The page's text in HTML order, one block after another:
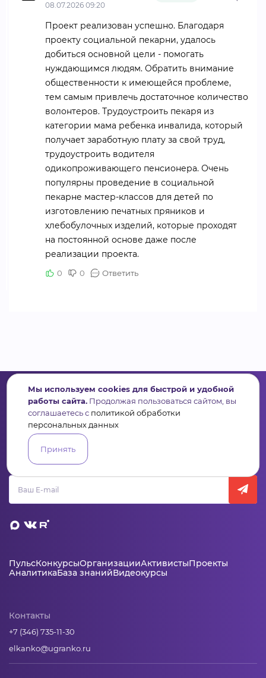
08.07.2026 09:20
Проект реализован успешно. Благодаря
проекту социальной пекарни, удалось
добиться основной цели - помогать
нуждающимся людям. Обратить внимание
общественности к имеющейся проблеме,
тем самым привлечь достаточное количество
волонтеров. Трудоустроить пекаря из
категории мама ребенка инвалида, который
получает заработную плату за свой труд,
трудоустроить водителя
одикопроживающего пенсионера. Очень
популярны проведение в социальной
пекарне мастер-классов для детей по
изготовлению печатных пряников и
хлебобулочных изделий, которые проходят
на постоянной основе даже после
реализации проекта.
0 0 Ответить
Сервис для некоммерческих организаций
и социальных предпринимателей
Подпишись на рассылку дайджест, новости, мероприятия
ПульсКонкурсыОрганизацииАктивистыПроекты
АналитикаБаза знанийВидеокурсы
Контакты
+7 (346) 735-11-30
elkanko@ugranko.ru
Мы используем cookies для быстрой и удобной
работы сайта. Продолжая пользоваться сайтом, вы
соглашаетесь с политикой обработки
персональных данных
Принять